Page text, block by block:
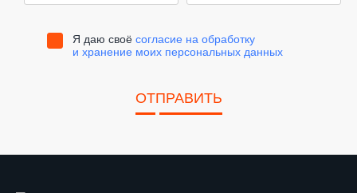
Я даю своё согласие на обработку
и хранение моих персональных данных
ОТПРАВИТЬ